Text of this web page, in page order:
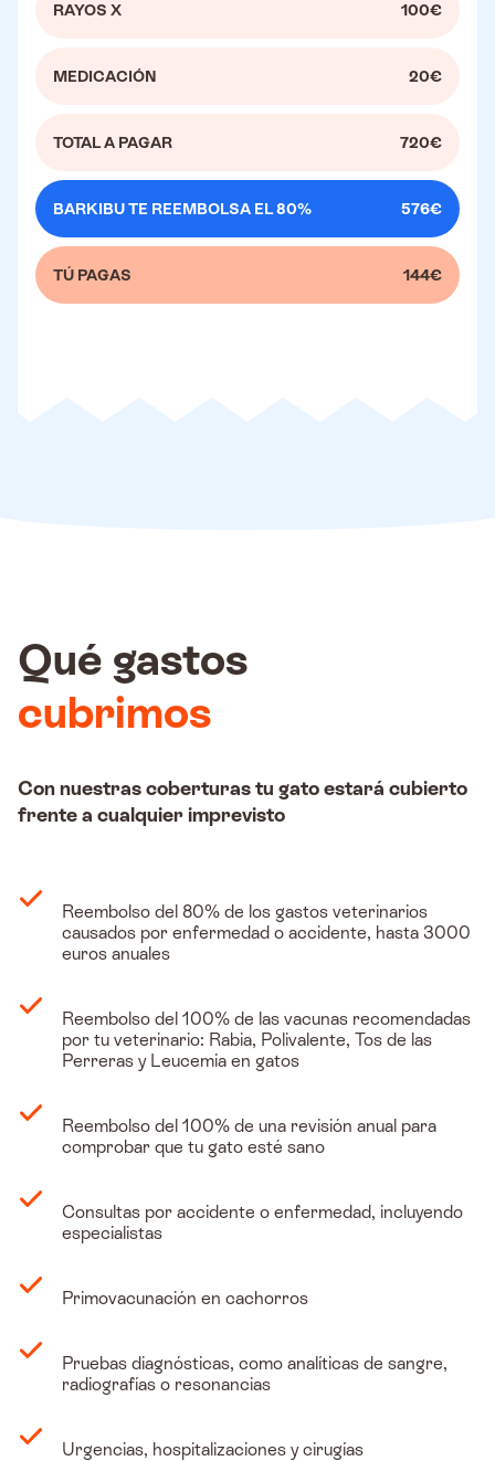
RAYOS X 100€
MEDICACIÓN 20€
TOTAL A PAGAR 720€
BARKIBU TE REEMBOLSA EL 80% 576€
TÚ PAGAS 144€
Qué gastos
cubrimos
Con nuestras coberturas tu gato estará cubierto
frente a cualquier imprevisto
Reembolso del 80% de los gastos veterinarios
causados por enfermedad o accidente, hasta 3000
euros anuales
Reembolso del 100% de las vacunas recomendadas
por tu veterinario: Rabia, Polivalente, Tos de las
Perreras y Leucemia en gatos
Reembolso del 100% de una revisión anual para
comprobar que tu gato esté sano
Consultas por accidente o enfermedad, incluyendo
especialistas
Primovacunación en cachorros
Pruebas diagnósticas, como analíticas de sangre,
radiografías o resonancias
Urgencias, hospitalizaciones y cirugías